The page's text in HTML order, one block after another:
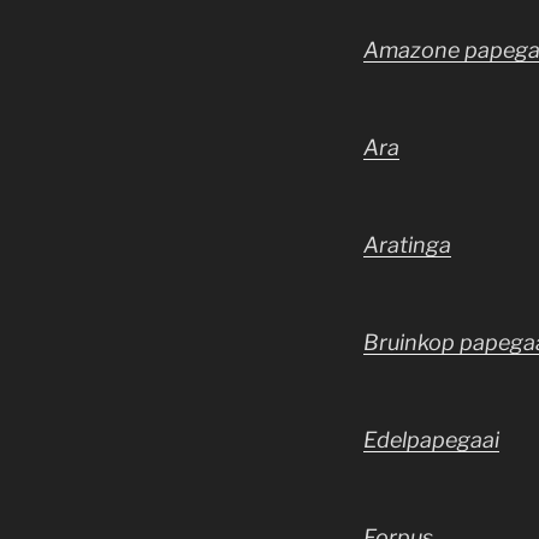
Amazone
Ara
Aratinga
Bruinkop
Edelpapegaai